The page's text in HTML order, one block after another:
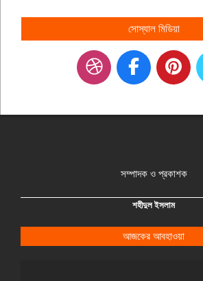
সোস্যাল মিডিয়া
সম্পাদক ও প্রকাশক
শহীদুল ইসলাম
আজকের আবহাওয়া